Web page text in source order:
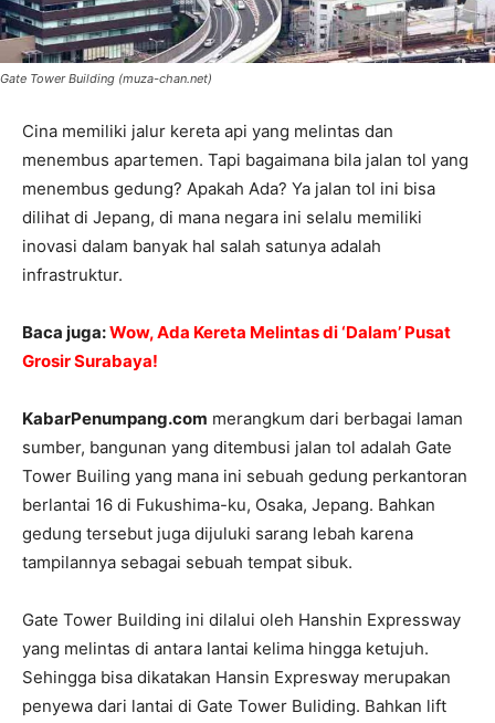
Gate Tower Building (muza-chan.net)
Cina memiliki jalur kereta api yang melintas dan
menembus apartemen. Tapi bagaimana bila jalan tol yang
menembus gedung? Apakah Ada? Ya jalan tol ini bisa
dilihat di Jepang, di mana negara ini selalu memiliki
inovasi dalam banyak hal salah satunya adalah
infrastruktur.
Baca juga:Wow, Ada Kereta Melintas di ‘Dalam’ Pusat
Grosir Surabaya!
KabarPenumpang.com merangkum dari berbagai laman
sumber, bangunan yang ditembusi jalan tol adalah Gate
Tower Builing yang mana ini sebuah gedung perkantoran
berlantai 16 di Fukushima-ku, Osaka, Jepang. Bahkan
gedung tersebut juga dijuluki sarang lebah karena
tampilannya sebagai sebuah tempat sibuk.
Gate Tower Building ini dilalui oleh Hanshin Expressway
yang melintas di antara lantai kelima hingga ketujuh.
Sehingga bisa dikatakan Hansin Expresway merupakan
penyewa dari lantai di Gate Tower Buliding. Bahkan lift